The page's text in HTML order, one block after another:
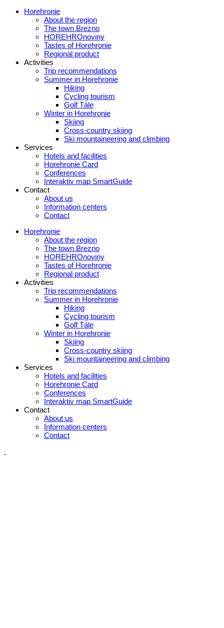
Horehronie
About the region
The town Brezno
HOREHROnoviny
Tastes of Horehronie
Regional product
Activities
Trip recommendations
Summer in Horehronie
Hiking
Cycling tourism
Golf Tále
Winter in Horehronie
Skiing
Cross-country skiing
Ski mountaineering and climbing
Services
Hotels and facilities
Horehronie Card
Conferences
Interaktiv map SmartGuide
Contact
About us
Information centers
Contact
Horehronie
About the region
The town Brezno
HOREHROnoviny
Tastes of Horehronie
Regional product
Activities
Trip recommendations
Summer in Horehronie
Hiking
Cycling tourism
Golf Tále
Winter in Horehronie
Skiing
Cross-country skiing
Ski mountaineering and climbing
Services
Hotels and facilities
Horehronie Card
Conferences
Interaktiv map SmartGuide
Contact
About us
Information centers
Contact